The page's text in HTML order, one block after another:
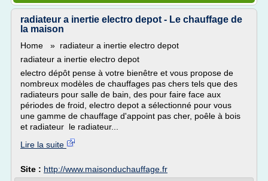
radiateur a inertie electro depot - Le chauffage de
la maison
Home » radiateur a inertie electro depot
radiateur a inertie electro depot
electro dépôt pense à votre bienêtre et vous propose de
nombreux modèles de chauffages pas chers tels que des
radiateurs pour salle de bain, des pour faire face aux
périodes de froid, electro depot a sélectionné pour vous
une gamme de chauffage d'appoint pas cher, poêle à bois
et radiateur le radiateur...
Lire la suite
Site : http://www.maisonduchauffage.fr